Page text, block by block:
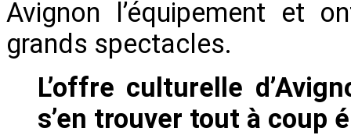
Avignon l’équipement et
grands spectacles.
L’offre culturelle
s’en trouver tout à coup